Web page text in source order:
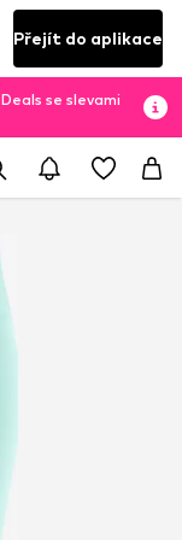
Přejít do aplikace
se slevami